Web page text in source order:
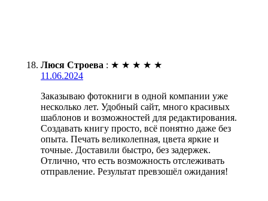
Люся Строева : ★ ★ ★ ★ ★
11.06.2024
Заказываю фотокниги в одной компании уже
несколько лет. Удобный сайт, много красивых
шаблонов и возможностей для редактирования.
Создавать книгу просто, всё понятно даже без
опыта. Печать великолепная, цвета яркие и
точные. Доставили быстро, без задержек.
Отлично, что есть возможность отслеживать
отправление. Результат превзошёл ожидания!